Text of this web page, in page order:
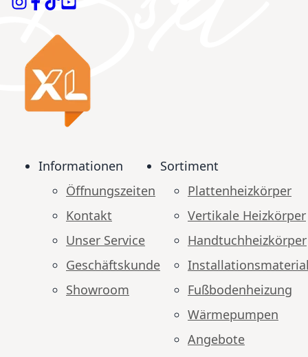
Informationen
Öffnungszeiten
Kontakt
Unser Service
Geschäftskunde
Showroom
Sortiment
Plattenheizkörper
Vertikale Heizkörper
Handtuchheizkörper
Fußbodenheizung
Wärmepumpen
Angebote